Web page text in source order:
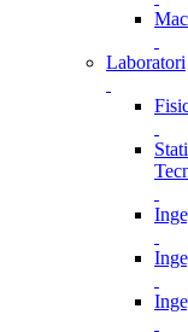
Laboratori